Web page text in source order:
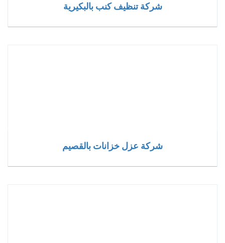
شركة تنظيف كنب بالبكيرية
شركة عزل خزانات بالقصيم